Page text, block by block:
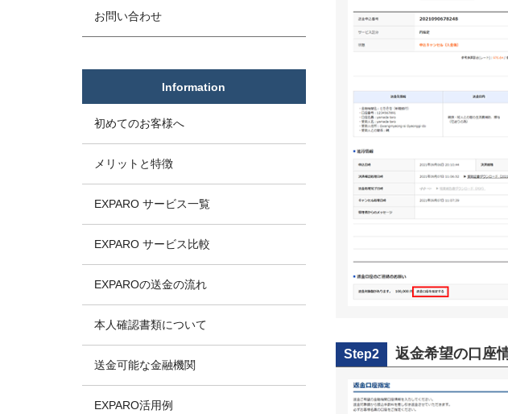
Step2 返金希望の口座
お問い合わせ
Information
初めてのお客様へ
メリットと特徴
EXPARO サービス一覧
EXPARO サービス比較
EXPAROの送金の流れ
本人確認書類について
送金可能な金融機関
EXPARO活用例